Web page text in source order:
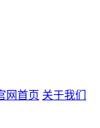
网首页 关于我们